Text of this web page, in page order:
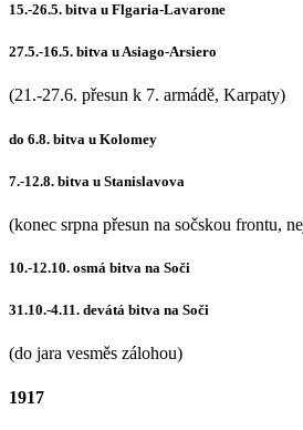
15.-26.5. bitva u Flgaria-Lavarone
27.5.-16.5. bitva u Asiago-Arsiero
(21.-27.6. přesun k 7. armádě, Karpaty)
do 6.8. bitva u Kolomey
7.-12.8. bitva u Stanislavova
(konec srpna přesun na sočskou frontu,
10.-12.10. osmá bitva na Soči
31.10.-4.11. devátá bitva na Soči
(do jara vesměs zálohou)
1917